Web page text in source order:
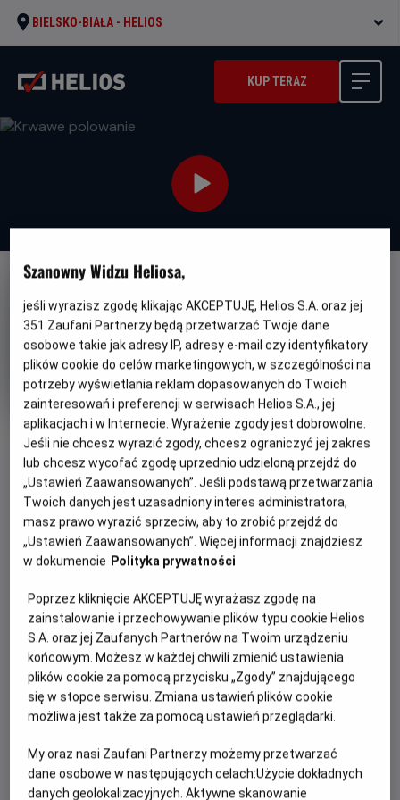
BIELSKO-BIAŁA - HELIOS
KUP TERAZ
OBSERWUJ
Krwawe polowanie
Oryginalny
tytuł
Deer Camp Gatunek
Thriller / Horror / Komedia
Minimalny
wiek
Od 15 lat
Czas
trwania
86 min
Kraj
rok
produkcji
USA
PREMIERA
26 czerwca 2026
REŻYSERIA
L. Van Dyke Siboutszen
OBSADA
Noah Lalonde, Jay J. Bidwell, Arthur Cartwright, Briad Michael
Raetz, Josh Dominiquez, David Lautman, Tina Joy, Paul Wilson
WIĘCEJ SZCZEGÓŁÓW
OPIS FILMU
Jest rok 1986. Świat pędzi ku krawędzi. W Czarnobylu
dochodzi do najgorszej katastrofy nuklearnej w historii, a
20-letni Mike Tyson brutalnie nokautuje rywali, zostając
najmłodszym mistrzem świata wagi ciężkiej. Ameryka żyje
popkulturą i wielkimi akcjami charytatywnymi, zupełnie
nieświadoma tego, co czai się w jej mrocznym sercu
Tymczasem w Michigan sześciu twardych kumpli z Detroit
zostawia za sobą fabryczny dym i rusza na głęboką północ.
Cel: coroczny, święty rytuał męskiego braterstwa –
alkohol, pot i polowanie na jelenie w odciętym od świata
Szanowny Widzu Heliosa,
jeśli wyrazisz zgodę klikając AKCEPTUJĘ, Helios S.A. oraz jej
351 Zaufani Partnerzy będą przetwarzać Twoje dane
osobowe takie jak adresy IP, adresy e-mail czy identyfikatory
plików cookie do celów marketingowych, w szczególności na
potrzeby wyświetlania reklam dopasowanych do Twoich
zainteresowań i preferencji w serwisach Helios S.A., jej
aplikacjach i w Internecie. Wyrażenie zgody jest dobrowolne.
Jeśli nie chcesz wyrazić zgody, chcesz ograniczyć jej zakres
lub chcesz wycofać zgodę uprzednio udzieloną przejdź do
„Ustawień Zaawansowanych”. Jeśli podstawą przetwarzania
Twoich danych jest uzasadniony interes administratora,
masz prawo wyrazić sprzeciw, aby to zrobić przejdź do
„Ustawień Zaawansowanych”. Więcej informacji znajdziesz
w dokumencie Polityka prywatności
Poprzez kliknięcie AKCEPTUJĘ wyrażasz zgodę na
zainstalowanie i przechowywanie plików typu cookie Helios
S.A. oraz jej Zaufanych Partnerów na Twoim urządzeniu
końcowym. Możesz w każdej chwili zmienić ustawienia
plików cookie za pomocą przycisku „Zgody” znajdującego
się w stopce serwisu. Zmiana ustawień plików cookie
możliwa jest także za pomocą ustawień przeglądarki.
My oraz nasi Zaufani Partnerzy możemy przetwarzać
dane osobowe w następujących celach:Użycie dokładnych
danych geolokalizacyjnych. Aktywne skanowanie